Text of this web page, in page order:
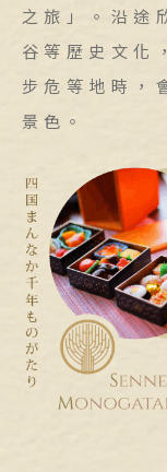
之旅」。沿途
谷等歷史文化
步危等地時，
景色。